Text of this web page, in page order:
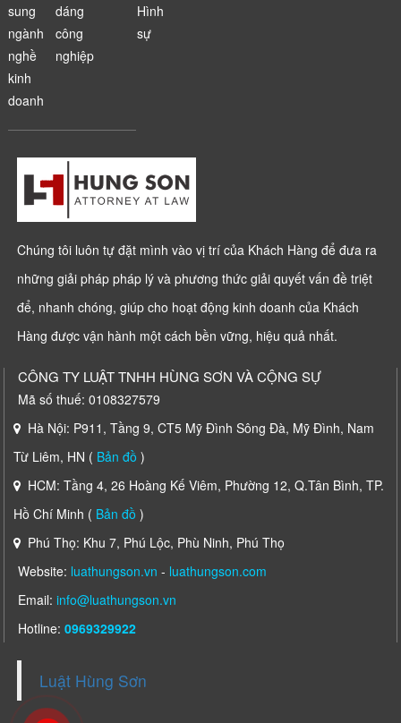
sung
ngành
nghề
kinh
doanh
dáng
công
nghiệp
Hình
sự
Chúng tôi luôn tự đặt mình vào vị trí của Khách Hàng để đưa ra
những giải pháp pháp lý và phương thức giải quyết vấn đề triệt
để, nhanh chóng, giúp cho hoạt động kinh doanh của Khách
Hàng được vận hành một cách bền vững, hiệu quả nhất.
CÔNG TY LUẬT TNHH HÙNG SƠN VÀ CỘNG SỰ
Mã số thuế: 0108327579
Hà Nội: P911, Tầng 9, CT5 Mỹ Đình Sông Đà, Mỹ Đình, Nam
Từ Liêm, HN ( Bản đồ )
HCM: Tầng 4, 26 Hoàng Kế Viêm, Phường 12, Q.Tân Bình, TP.
Hồ Chí Minh ( Bản đồ )
Phú Thọ: Khu 7, Phú Lộc, Phù Ninh, Phú Thọ
Website: luathungson.vn - luathungson.com
Email:info@luathungson.vn
Hotline:0969329922
Luật Hùng Sơn